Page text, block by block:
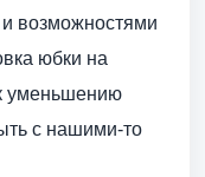
возможностями
юбки на
уменьшению
с нашими-то